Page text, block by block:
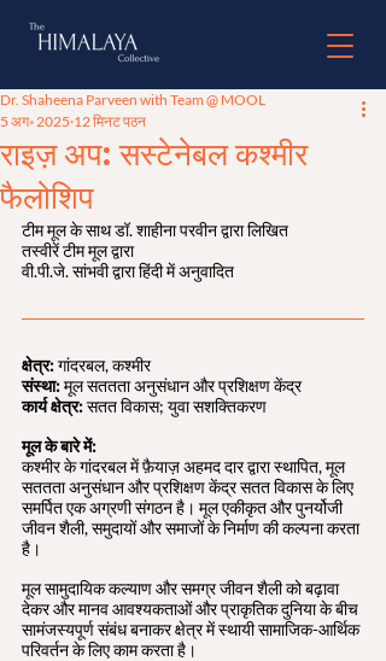
राइज़ अप: सस्टेनेबल कश्मीर
फैलोशिप
Dr. Shaheena Parveen with Team @ MOOL
5 अग॰ 2025 12 मिनट पठन
टीम मूल के साथ डॉ. शाहीना परवीन द्वारा लिखित
तस्वीरें टीम मूल द्वारा
वी.पी.जे. सांभवी द्वारा हिंदी में अनुवादित
क्षेत्र: गांदरबल, कश्मीर
संस्था: मूल सततता अनुसंधान और प्रशिक्षण केंद्र
कार्य क्षेत्र: सतत विकास; युवा सशक्तिकरण
मूल के बारे में:
कश्मीर के गांदरबल में फ़ैयाज़ अहमद दार द्वारा स्थापित, मूल
सततता अनुसंधान और प्रशिक्षण केंद्र सतत विकास के लिए
समर्पित एक अग्रणी संगठन है। मूल एकीकृत और पुनर्योजी
जीवन शैली, समुदायों और समाजों के निर्माण की कल्पना करता
है।
मूल सामुदायिक कल्याण और समग्र जीवन शैली को बढ़ावा
देकर और मानव आवश्यकताओं और प्राकृतिक दुनिया के बीच
सामंजस्यपूर्ण संबंध बनाकर क्षेत्र में स्थायी सामाजिक-आर्थिक
परिवर्तन के लिए काम करता है।